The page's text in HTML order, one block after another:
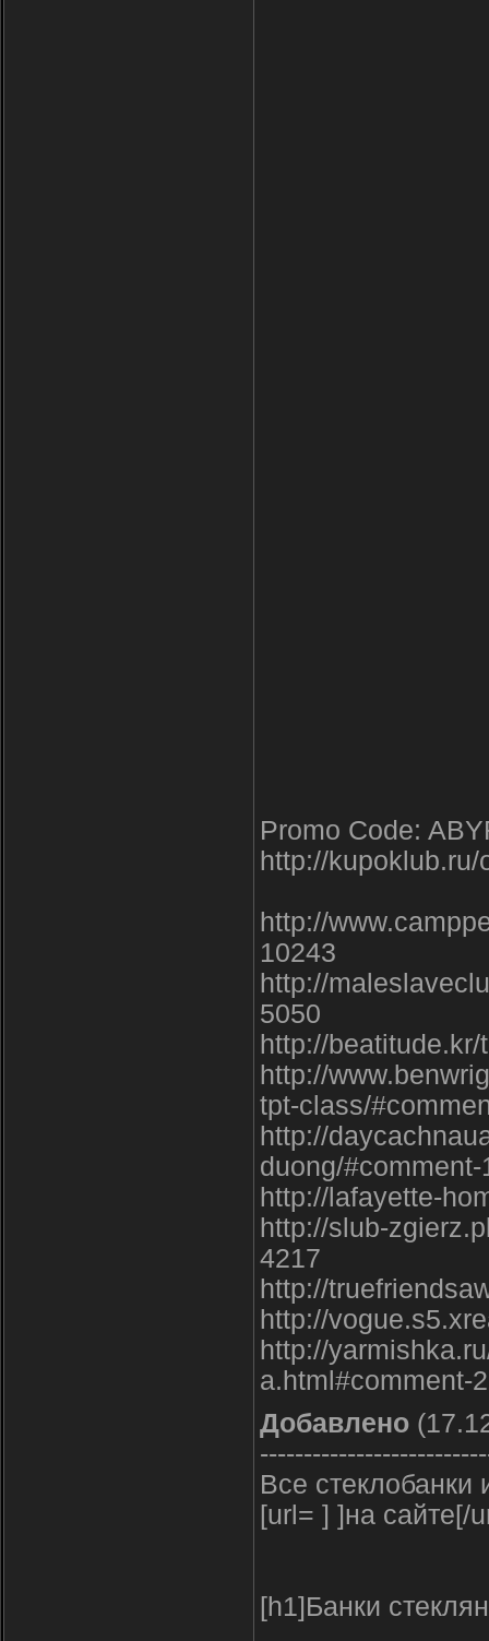
Promo Code:
http://
http://
10243
http://
5050
http://
http://
tpt-class/
http://
duong/#comment-
http://lafayette-
http://slub-
4217
http://
http://
http://
a.html#comment-
Добавлено
Все
[url= ] ]на сайте[/
[h1]Банки